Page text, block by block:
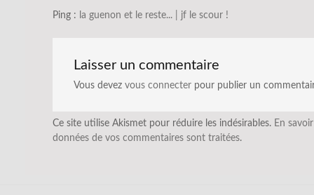
Ping : la guenon et le reste... | jf le scour !
Laisser un commentaire
Vous devez vous connecter pour publier un
Ce site utilise Akismet pour réduire les indésirables. En
données de vos commentaires sont traitées.